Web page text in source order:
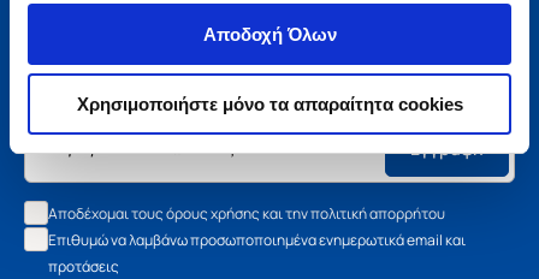
Αποδοχή Όλων
Χρησιμοποιήστε μόνο τα απαραίτητα cookies
Μάθετε τα νέα της Πολιτείας
Εγγραφείτε στο newsletter μας και μάθετε πρώτοι όλα τα
νέα βιβλία, τις εξαιρετικές τιμές και τις εκδηλώσεις μας.
Εγγραφή
Αποδέχομαι τους όρους χρήσης και την πολιτική απορρήτου
Επιθυμώ να λαμβάνω προσωποποιημένα ενημερωτικά email και
προτάσεις